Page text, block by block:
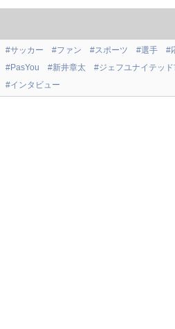
#サッカー #ファン #スポーツ #選手 #
#PasYou
#新井章太 #ジェフユナイテッ
#インタビュー